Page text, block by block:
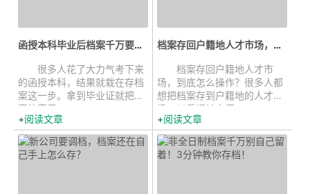
函授本科毕业后档案千万要存好！这...
很多人花了大力气考下来
的函授本科，结果就栽在存档
案这一步。拿到毕业证就把档
案往家里一...
阅读文章
档案存回户籍地人才市场，到底怎么...
档案存回户籍地人才市
场，到底怎么操作？很多人都
想把档案存到户籍地的人才市
场，以后调转方便...
阅读文章